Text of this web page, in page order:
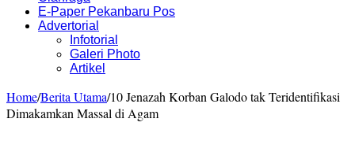
E-Paper Pekanbaru Pos
Advertorial
Infotorial
Galeri Photo
Artikel
Home/Berita Utama/10 Jenazah Korban Galodo tak Teridentifikasi
Dimakamkan Massal di Agam